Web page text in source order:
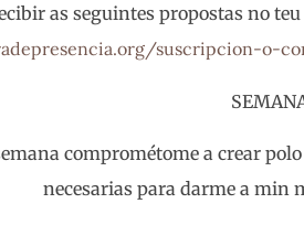
as seguintes propostas no
suscripcion-o-
comprométome a crear
necesarias para darme a min